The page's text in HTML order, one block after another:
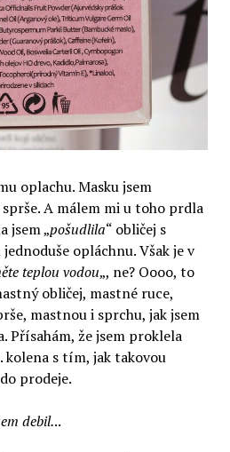
oplachu. Masku jsem
A málem mi u toho prdla
jsem „pošudlila“ obličej s
opláchnu. Však je v
teplou vodou„, ne? Oooo, to
obličej, mastné ruce,
mastnou i sprchu, jak jsem
Přísahám, že jsem proklela
kolena s tím, jak takovou
prodeje.
debil...